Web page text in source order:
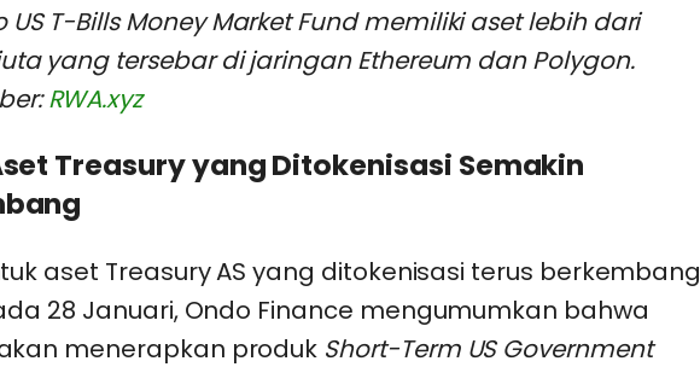
US T-Bills Money Market Fund memiliki aset lebih dari
yang tersebar di jaringan Ethereum dan Polygon.
RWA.xyz
Treasury yang Ditokenisasi Semakin
aset Treasury AS yang ditokenisasi terus berkembang
28 Januari, Ondo Finance mengumumkan bahwa
menerapkan produk Short-Term US Government